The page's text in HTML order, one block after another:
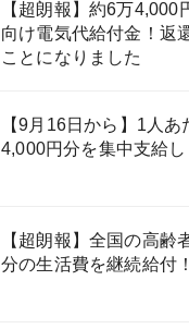
【超朗報】約6万4,000
向け電気代給付金！返
ことになりました
【9月16日から】1人
4,000円分を集中支給し
【超朗報】全国の高齢
分の生活費を継続給付！